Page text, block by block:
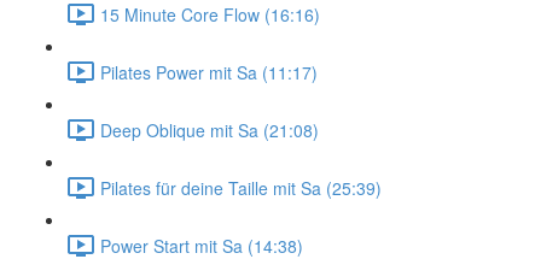
15 Minute Core Flow (16:16)
Pilates Power mit Sa (11:17)
Deep Oblique mit Sa (21:08)
Pilates für deine Taille mit Sa (25:39)
Power Start mit Sa (14:38)